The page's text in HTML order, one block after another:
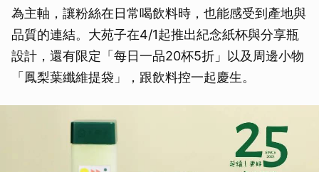
為主軸，讓粉絲在日常喝飲料時，也能感受到產地與
品質的連結。大苑子在4/1起推出紀念紙杯與分享瓶
設計，還有限定「每日一品20杯5折」以及周邊小物
「鳳梨葉纖維提袋」，跟飲料控一起慶生。